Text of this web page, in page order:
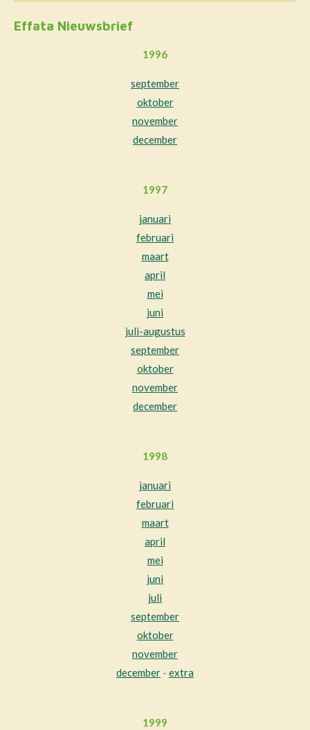
Effata Nieuwsbrief
1996
september
oktober
november
december
1997
januari
februari
maart
april
mei
juni
juli-augustus
september
oktober
november
december
1998
januari
februari
maart
april
mei
juni
juli
september
oktober
november
december - extra
1999